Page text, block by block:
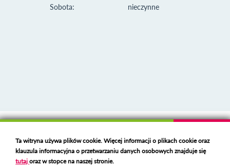
Sobota:
nieczynne
Deklaracja dostępności
Polski serwer RBLhttps://polspam.pl/
Ta witryna używa plików cookie. Więcej informacji o plikach cookie oraz
klauzula informacyjna o przetwarzaniu danych osobowych znajduje się
tutajoraz w stopce na naszej stronie.